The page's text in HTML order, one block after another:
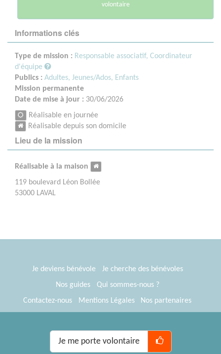
volontaire
Informations clés
Type de mission : Responsable associatif, Coordinateur
d'équipe
Publics : Adultes, Jeunes/Ados, Enfants
Mission permanente
Date de mise à jour : 30/06/2026
Réalisable en journée
Réalisable depuis son domicile
Lieu de la mission
Réalisable à la maison
119 boulevard Léon Bollée
53000 LAVAL
Je me porte volontaire
Je deviens bénévole
Je cherche des bénévoles
Nos guides
Qui sommes-nous ?
Contactez-nous
Mentions Légales
Nos partenaires
® Tous Bénévoles 2012-2026
Webkast